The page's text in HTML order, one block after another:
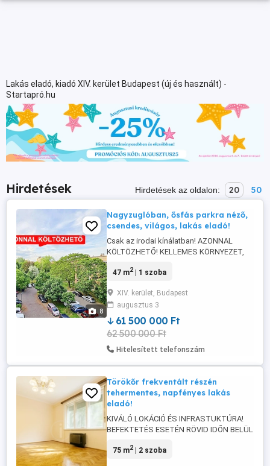
Lakás eladó, kiadó XIV. kerület Budapest (új és használt) -
Startapró.hu
Hirdetések Hirdetések az oldalon: 20 50
8
Nagyzuglóban, ősfás parkra néző,
csendes, világos, lakás eladó!
Csak az irodai kínálatban! AZONNAL
KÖLTÖZHETŐ! KELLEMES KÖRNYEZET,
Nagyzugló ZÖLDÖVEZETI részén ELADÓ
PARKOSÍTOTT környezetben lévő
EMELETI, NAPFÉNYES, TEHERMENTES, 4
nm LOGGIÁS, KLÍMÁS LAKÁS
TÁROLÓVAL együtt! A III. emeleti ingatlan
1+1 ...
47 m2| 1 szoba
XIV. kerület, Budapest
augusztus 3
61 500 000 Ft
62 500 000 Ft
Hitelesített telefonszám
Törökőr frekventált részén
tehermentes, napfényes lakás
eladó!
KIVÁLÓ LOKÁCIÓ ÉS INFRASTUKTÚRA!
BEFEKTETÉS ESETÉN RÖVID IDŐN BELÜL
frekventált részén az EGRESSY ÚT
75 m2| 2 szoba